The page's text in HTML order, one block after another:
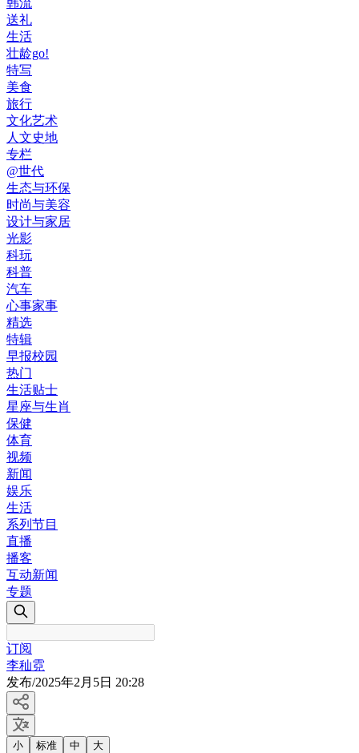
韩流
送礼
生活
壮龄go!
特写
美食
旅行
文化艺术
人文史地
专栏
@世代
生态与环保
时尚与美容
设计与家居
光影
科玩
科普
汽车
心事家事
精选
特辑
早报校园
热门
生活贴士
星座与生肖
保健
体育
视频
新闻
娱乐
生活
系列节目
直播
播客
互动新闻
专题
订阅
李秈霓
发布/2025年2月5日 20:28
小 标准 中 大